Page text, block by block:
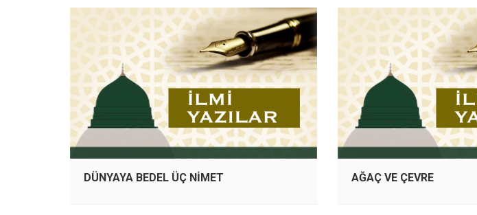
DÜNYAYA BEDEL ÜÇ NİMET AĞAÇ VE ÇEVRE